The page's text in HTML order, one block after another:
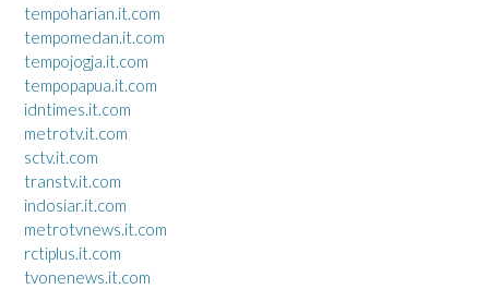
tempoharian.it.com
tempomedan.it.com
tempojogja.it.com
tempopapua.it.com
idntimes.it.com
metrotv.it.com
sctv.it.com
transtv.it.com
indosiar.it.com
metrotvnews.it.com
rctiplus.it.com
tvonenews.it.com